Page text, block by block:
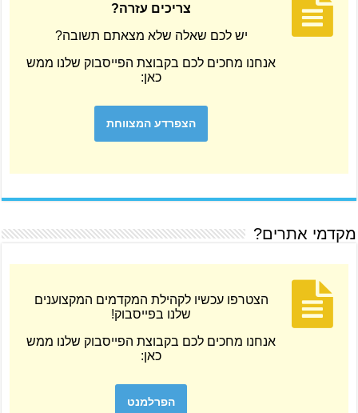
צריכים עזרה?
יש לכם שאלה שלא מצאתם תשובה?
אנחנו מחכים לכם בקבוצת הפייסבוק שלנו ממש
כאן:
הצפרדע המצווחת
מקדמי אתרים?
הצטרפו עכשיו לקהילת המקדמים המקצוענים
שלנו בפייסבוק!
אנחנו מחכים לכם בקבוצת הפייסבוק שלנו ממש
כאן:
הפרלמנט